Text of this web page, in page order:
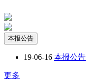
本报公告
19-06-16 本报公告
更多